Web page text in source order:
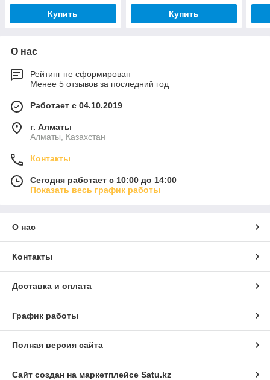
Купить Купить
О нас
Рейтинг не сформирован
Менее 5 отзывов за последний год
Работает с 04.10.2019
г. Алматы
Алматы, Казахстан
Контакты
Сегодня работает с 10:00 до 14:00
Показать весь график работы
О нас
Контакты
Доставка и оплата
График работы
Полная версия сайта
Сайт создан на маркетплейсе Satu.kz